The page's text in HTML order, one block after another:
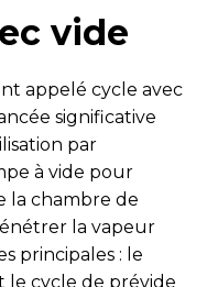
vide
appelé cycle avec
significative
par
à vide pour
la chambre de
la vapeur
principales : le
le cycle de prévide